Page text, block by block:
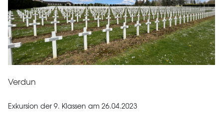
Verdun
Exkursion der 9. Klassen am 26.04.2023